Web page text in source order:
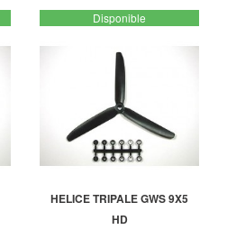
Disponible
HELICE TRIPALE GWS 9X5
HD